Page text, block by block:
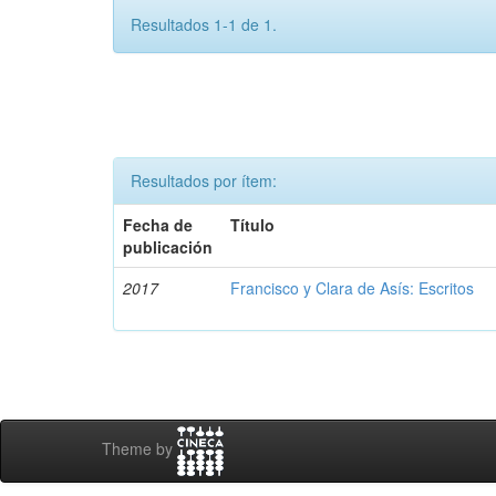
Resultados 1-1 de 1.
Resultados por ítem:
Fecha de
publicación
Título
2017 Francisco y Clara de Asís: Escritos
Theme by